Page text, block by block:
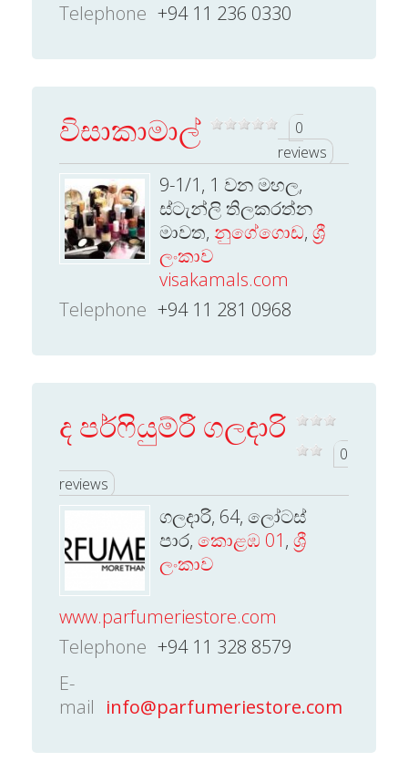
Telephone +94 11 236 0330
විසාකාමාල්
0
reviews
9-1/1, 1 වන මහල,
ස්ටැන්ලි තිලකරත්න
මාවත, නුගේගොඩ, ශ්‍රී
ලංකාව
visakamals.com
Telephone +94 11 281 0968
ද පර්ෆියුම්රී ගලදාරි
0
reviews
ගලදාරි, 64, ලෝටස්
පාර, කොළඹ 01, ශ්‍රී
ලංකාව
www.parfumeriestore.com
Telephone +94 11 328 8579
E-
mail info@parfumeriestore.com